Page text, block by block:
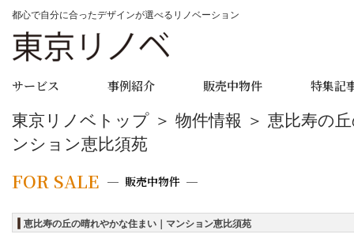
都心で自分に合ったデザインが選べるリノベーション
サービス 事例紹介 販売中物件 特集記
東京リノベトップ ＞ 物件情報 ＞ 恵比寿の
ンション恵比須苑
FOR SALE 販売中物件
恵比寿の丘の晴れやかな住まい｜マンション恵比須苑